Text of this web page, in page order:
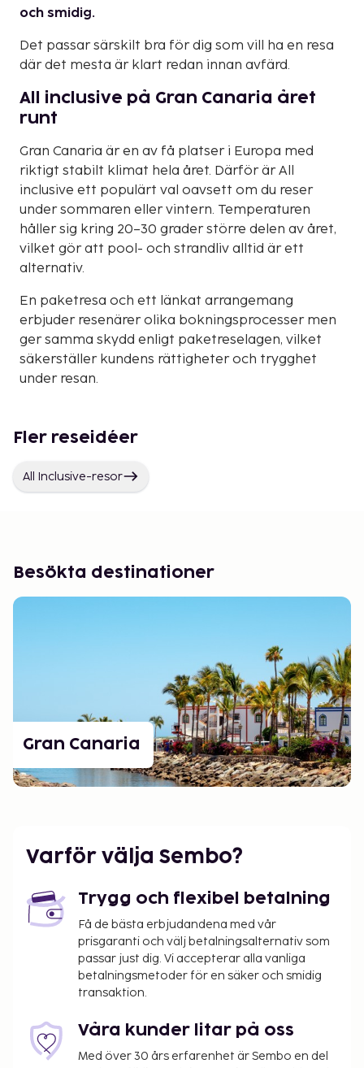
och smidig.
Det passar särskilt bra för dig som vill ha en resa
där det mesta är klart redan innan avfärd.
All inclusive på Gran Canaria året
runt
Gran Canaria är en av få platser i Europa med
riktigt stabilt klimat hela året. Därför är All
inclusive ett populärt val oavsett om du reser
under sommaren eller vintern. Temperaturen
håller sig kring 20–30 grader större delen av året,
vilket gör att pool- och strandliv alltid är ett
alternativ.
En paketresa och ett länkat arrangemang
erbjuder resenärer olika bokningsprocesser men
ger samma skydd enligt paketreselagen, vilket
säkerställer kundens rättigheter och trygghet
under resan.
Fler reseidéer
All Inclusive-resor
Besökta destinationer
Gran Canaria
Varför välja Sembo?
Trygg och flexibel betalning
Få de bästa erbjudandena med vår
prisgaranti och välj betalningsalternativ som
passar just dig. Vi accepterar alla vanliga
betalningsmetoder för en säker och smidig
transaktion.
Våra kunder litar på oss
Med över 30 års erfarenhet är Sembo en del